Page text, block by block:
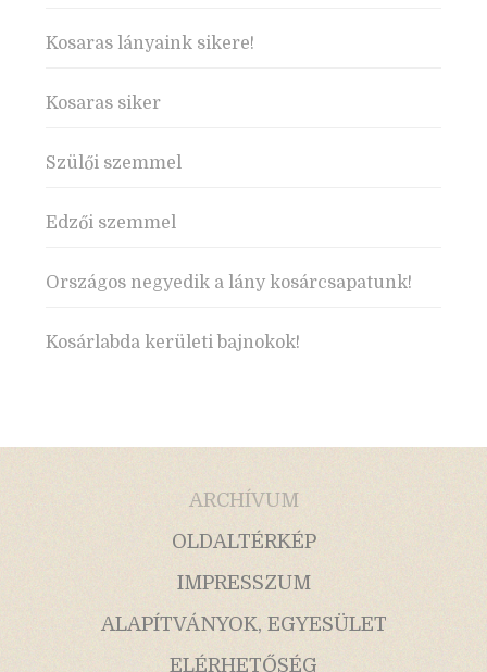
Kosaras lányaink sikere!
Kosaras siker
Szülői szemmel
Edzői szemmel
Országos negyedik a lány kosárcsapatunk!
Kosárlabda kerületi bajnokok!
ARCHÍVUM
OLDALTÉRKÉP
IMPRESSZUM
ALAPÍTVÁNYOK, EGYESÜLET
ELÉRHETŐSÉG